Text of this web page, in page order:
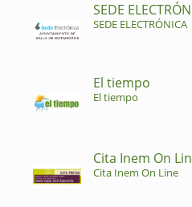
SEDE
SEDE ELECTRÓNICA
El tiempo
El tiempo
Cita Inem On
Cita Inem On Line